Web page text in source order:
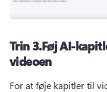
Trin 3.Føj AI-
videoen
For at føje kapitler til